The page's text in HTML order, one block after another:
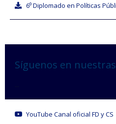
6⁰ Diplomado en Políticas
Síguenos en nuestras
YouTube Canal oficial FD y CS